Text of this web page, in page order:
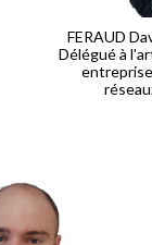
FERAUD
Délégué à